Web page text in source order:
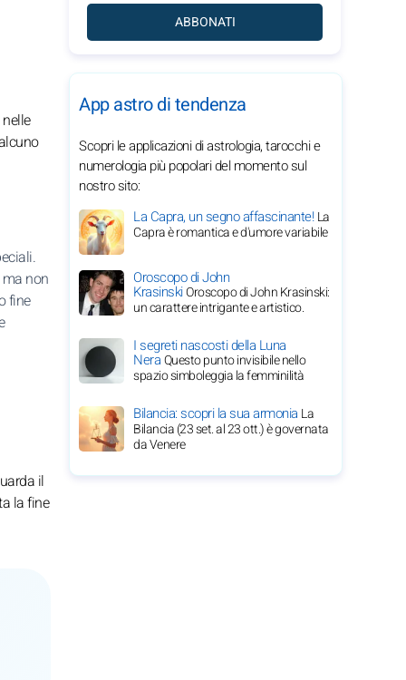
non
fine
il
la fine
ABBONATI
App astro di tendenza
Scopri le applicazioni di astrologia, tarocchi e
numerologia più popolari del momento sul
nostro sito:
La Capra, un segno affascinante!La
Capra è romantica e d'umore variabile
Oroscopo di John
KrasinskiOroscopo di John Krasinski:
un carattere intrigante e artistico.
I segreti nascosti della Luna
NeraQuesto punto invisibile nello
spazio simboleggia la femminilità
Bilancia: scopri la sua armonia La
Bilancia (23 set. al 23 ott.) è governata
da Venere